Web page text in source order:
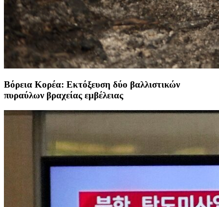
Βόρεια Κορέα: Εκτόξευση δύο βαλλιστικών
πυραύλων βραχείας εμβέλειας